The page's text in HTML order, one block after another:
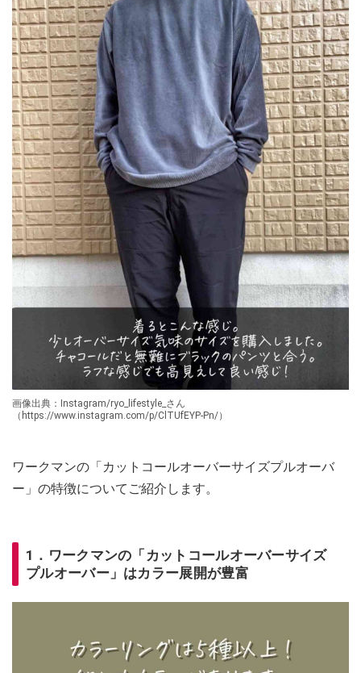
画像出典：Instagram/ryo_lifestyle_さん
（https://www.instagram.com/p/ClTUfEYP-Pn/）
ワークマンの「カットコールオーバーサイズプルオーバ
ー」の特徴についてご紹介します。
1．ワークマンの「カットコールオーバーサイズ
プルオーバー」はカラー展開が豊富